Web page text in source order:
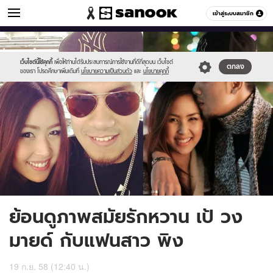
เข้าสู่ระบบสมาชิก
ข่าวบันเทิง หมวดอื่นๆ
เว็บไซต์นี้ใช้คุกกี้ เพื่อให้ท่านได้รับประสบการณ์การใช้งานที่ดีที่สุดบน เว็บไซต์
ของเรา โปรดศึกษาเพิ่มเติมที่ นโยบายความเป็นส่วนตัว และ นโยบายคุกกี้
ตกลง
Sanook
//s.isanook.com/sr/0/images/logo-
new-
sanook.png
600
60
//s.isanook.com/ns/0/ud/373/1868258/sxdefd.jpg
ย้อนดูภาพสมัยรักหวาน เป้ วง
มายด์ กับแฟนสาว พิง
19 ก.ย. 58 (12:40 น.)